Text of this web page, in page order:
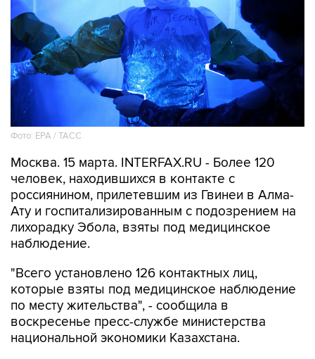
Фото: EPA / ТАСС
Москва. 15 марта. INTERFAX.RU - Более 120
человек, находившихся в контакте с
россиянином, прилетевшим из Гвинеи в Алма-
Ату и госпитализированным с подозрением на
лихорадку Эбола, взяты под медицинское
наблюдение.
"Всего установлено 126 контактных лиц,
которые взяты под медицинское наблюдение
по месту жительства", - сообщила в
воскресенье пресс-службе министерства
национальной экономики Казахстана.